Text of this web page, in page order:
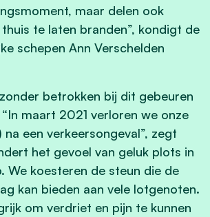
maar delen ook
te laten branden”, kondigt de
schepen Ann Verschelden
betrokken bij dit gebeuren
maart 2021 verloren we onze
na een verkeersongeval”, zegt
het gevoel van geluk plots in
We koesteren de steun die de
kan bieden aan vele lotgenoten.
om verdriet en pijn te kunnen